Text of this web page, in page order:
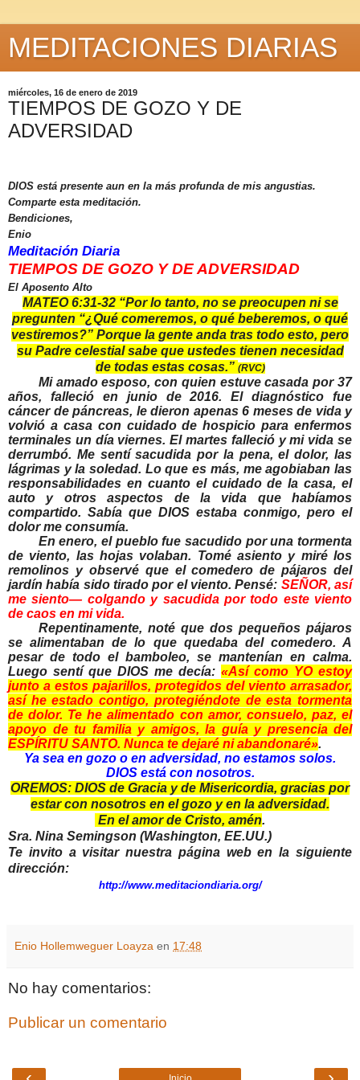
MEDITACIONES DIARIAS
miércoles, 16 de enero de 2019
TIEMPOS DE GOZO Y DE
ADVERSIDAD
DIOS está presente aun en la más profunda de mis angustias.
Comparte esta meditación.
Bendiciones,
Enio
Meditación Diaria
TIEMPOS DE GOZO Y DE ADVERSIDAD
El Aposento Alto
MATEO 6:31-32 “Por lo tanto, no se preocupen ni se
pregunten “¿Qué comeremos, o qué beberemos, o qué
vestiremos?” Porque la gente anda tras todo esto, pero
su Padre celestial sabe que ustedes tienen necesidad
de todas estas cosas.” (RVC)
Mi amado esposo, con quien estuve casada por 37
años, falleció en junio de 2016. El diagnóstico fue
cáncer de páncreas, le dieron apenas 6 meses de vida y
volvió a casa con cuidado de hospicio para enfermos
terminales un día viernes. El martes falleció y mi vida se
derrumbó. Me sentí sacudida por la pena, el dolor, las
lágrimas y la soledad. Lo que es más, me agobiaban las
responsabilidades en cuanto el cuidado de la casa, el
auto y otros aspectos de la vida que habíamos
compartido. Sabía que DIOS estaba conmigo, pero el
dolor me consumía.
En enero, el pueblo fue sacudido por una tormenta
de viento, las hojas volaban. Tomé asiento y miré los
remolinos y observé que el comedero de pájaros del
jardín había sido tirado por el viento. Pensé: SEÑOR, así
me siento— colgando y sacudida por todo este viento
de caos en mi vida.
Repentinamente, noté que dos pequeños pájaros
se alimentaban de lo que quedaba del comedero. A
pesar de todo el bamboleo, se mantenían en calma.
Luego sentí que DIOS me decía: «Así como YO estoy
junto a estos pajarillos, protegidos del viento arrasador,
así he estado contigo, protegiéndote de esta tormenta
de dolor. Te he alimentado con amor, consuelo, paz, el
apoyo de tu familia y amigos, la guía y presencia del
ESPÍRITU SANTO. Nunca te dejaré ni abandonaré».
Ya sea en gozo o en adversidad, no estamos solos.
DIOS está con nosotros.
OREMOS: DIOS de Gracia y de Misericordia, gracias por
estar con nosotros en el gozo y en la adversidad.
En el amor de Cristo, amén.
Sra. Nina Semingson (Washington, EE.UU.)
Te invito a visitar nuestra página web en la siguiente
dirección:
http://www.meditaciondiaria.org/
Enio Hollemweguer Loayza en 17:48
No hay comentarios:
Publicar un comentario